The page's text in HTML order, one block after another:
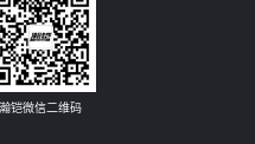
瀚铠微信二维码